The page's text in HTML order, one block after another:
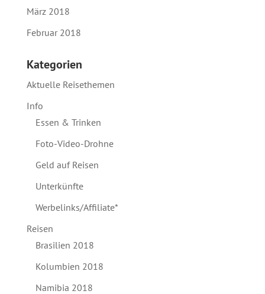
März 2018
Februar 2018
Kategorien
Aktuelle Reisethemen
Info
Essen & Trinken
Foto-Video-Drohne
Geld auf Reisen
Unterkünfte
Werbelinks/Affiliate*
Reisen
Brasilien 2018
Kolumbien 2018
Namibia 2018